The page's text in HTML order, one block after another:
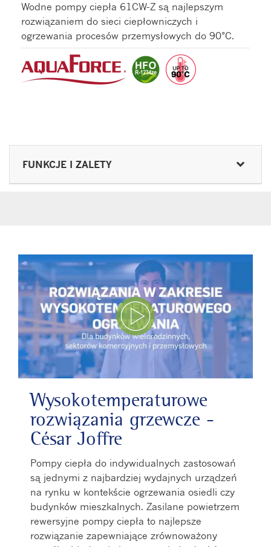
Wodne pompy ciepła 61CW-Z są najlepszym
rozwiązaniem do sieci ciepłowniczych i
ogrzewania procesów przemysłowych do 90°C.
FUNKCJE I ZALETY
Odtwórz film
Wysokotemperaturowe
rozwiązania grzewcze -
César Joffre
Pompy ciepła do indywidualnych zastosowań
są jednymi z najbardziej wydajnych urządzeń
na rynku w kontekście ogrzewania osiedli czy
budynków mieszkalnych. Zasilane powietrzem
rewersyjne pompy ciepła to najlepsze
rozwiązanie zapewniające zrównoważony